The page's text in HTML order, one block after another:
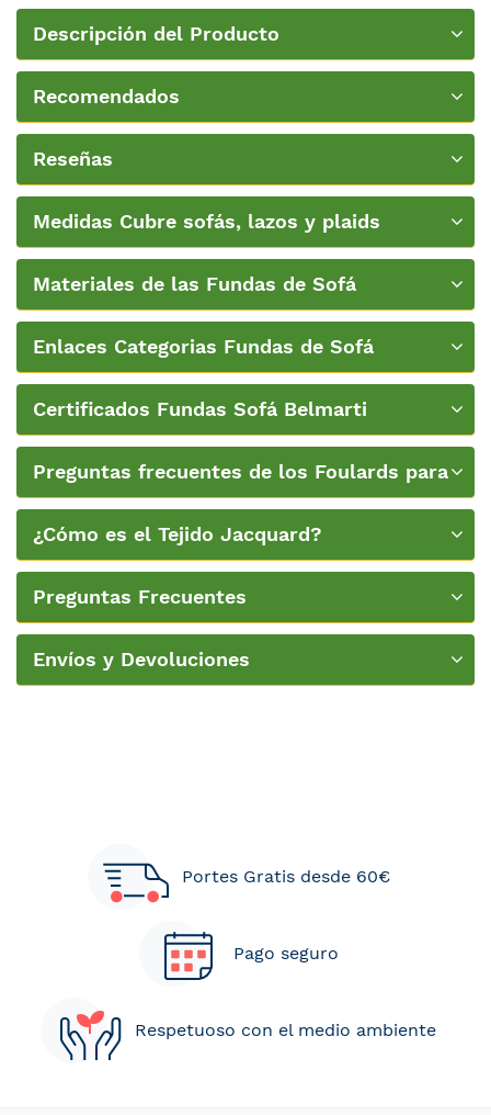
Descripción del Producto
Recomendados
Reseñas
Medidas Cubre sofás, lazos y plaids
Materiales de las Fundas de Sofá
Enlaces Categorias Fundas de Sofá
Certificados Fundas Sofá Belmarti
Preguntas frecuentes de los Foulards para
¿Cómo es el Tejido Jacquard?
Preguntas Frecuentes
Envíos y Devoluciones
Portes Gratis desde 60€
Pago seguro
Respetuoso con el medio ambiente